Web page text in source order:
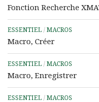
Fonction Recherche
ESSENTIEL / MACROS
Macro, Créer
ESSENTIEL / MACROS
Macro, Enregistrer
ESSENTIEL / MACROS